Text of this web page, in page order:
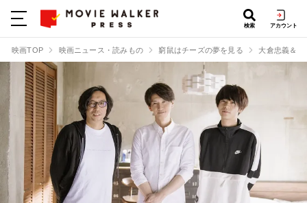
検索 アカウント
映画TOP 映画ニュース・読みもの 窮鼠はチーズの夢を見る 大倉忠義＆成